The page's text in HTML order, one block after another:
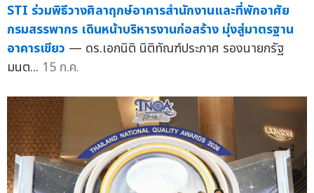
STI ร่วมพิธีวางศิลาฤกษ์อาคารสำนักงานและที่พักอาศัย
กรมสรรพากร เดินหน้าบริหารงานก่อสร้าง มุ่งสู่มาตรฐาน
อาคารเขียว — ดร.เอกนิติ นิติทัณฑ์ประภาศ รองนายกรัฐ
มนต... 15 ก.ค.